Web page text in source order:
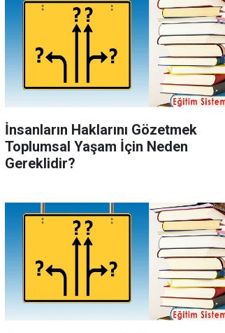
İnsanların Haklarını Gözetmek
Toplumsal Yaşam İçin Neden
Gereklidir?